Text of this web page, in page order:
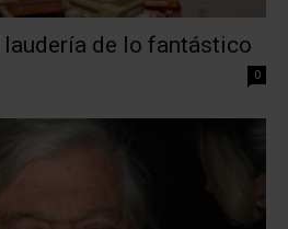
laudería de lo fantástico
0